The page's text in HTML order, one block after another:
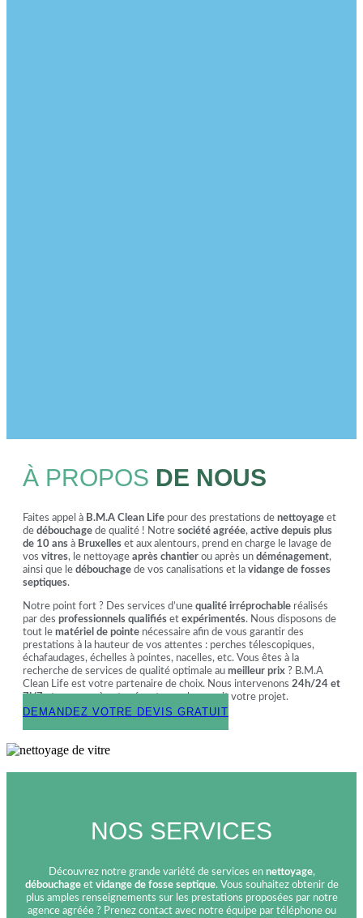
À PROPOS DE NOUS
Faites appel à B.M.A Clean Life pour des prestations de nettoyage et
de débouchage de qualité ! Notre société agréée, active depuis plus
de 10 ans à Bruxelles et aux alentours, prend en charge le lavage de
vos vitres, le nettoyage après chantier ou après un déménagement,
ainsi que le débouchage de vos canalisations et la vidange de fosses
septiques.
Notre point fort ? Des services d’une qualité irréprochable réalisés
par des professionnels qualifiés et expérimentés. Nous disposons de
tout le matériel de pointe nécessaire afin de vous garantir des
prestations à la hauteur de vos attentes : perches télescopiques,
échafaudages, échelles à pointes, nacelles, etc. Vous êtes à la
recherche de services de qualité optimale au meilleur prix ? B.M.A
Clean Life est votre partenaire de choix. Nous intervenons 24h/24 et
et sommes à votre écoute, quel que soit votre projet.
DEMANDEZ VOTRE DEVIS GRATUIT
NOS SERVICES
Découvrez notre grande variété de services en nettoyage,
débouchageet vidange de fosse septique. Vous souhaitez obtenir de
plus amples renseignements sur les prestations proposées par notre
agence agréée ? Prenez contact avec notre équipe par téléphone ou